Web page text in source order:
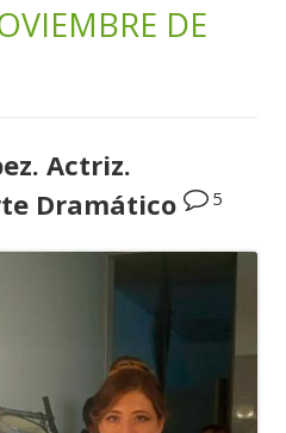
DE
Actriz.
Dramático
5